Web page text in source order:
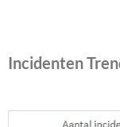
Incidenten